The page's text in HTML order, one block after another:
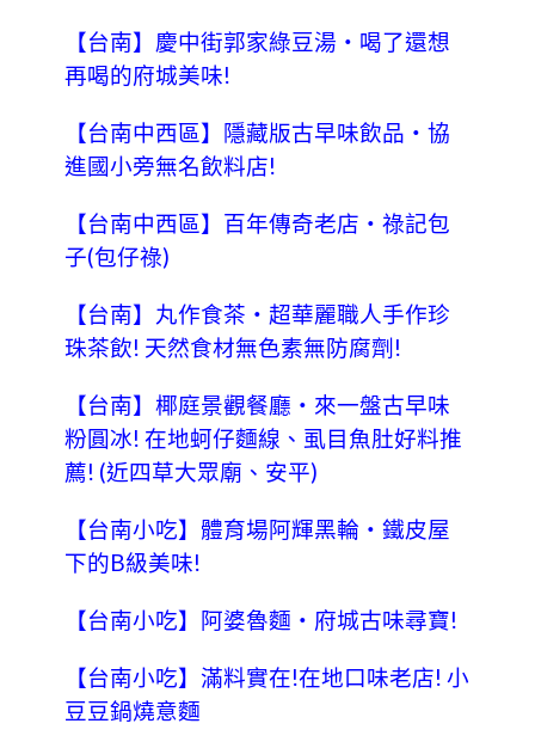
【台南】慶中街郭家綠豆湯‧喝了還想
再喝的府城美味!
【台南中西區】隱藏版古早味飲品‧協
進國小旁無名飲料店!
【台南中西區】百年傳奇老店‧祿記包
子(包仔祿)
【台南】丸作食茶‧超華麗職人手作珍
珠茶飲! 天然食材無色素無防腐劑!
【台南】椰庭景觀餐廳‧來一盤古早味
粉圓冰! 在地蚵仔麵線、虱目魚肚好料推
薦! (近四草大眾廟、安平)
【台南小吃】體育場阿輝黑輪‧鐵皮屋
下的B級美味!
【台南小吃】阿婆魯麵‧府城古味尋寶!
【台南小吃】滿料實在!在地口味老店! 小
豆豆鍋燒意麵